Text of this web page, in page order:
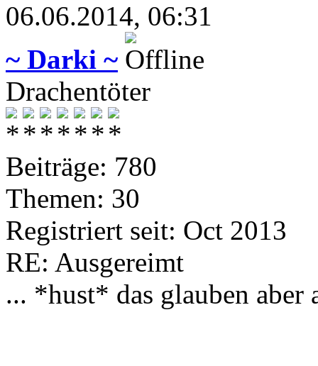
06.06.2014, 06:31
~ Darki ~
Drachentöter
Beiträge: 780
Themen: 30
Registriert seit: Oct 2013
RE: Ausgereimt
... *hust* das glauben aber